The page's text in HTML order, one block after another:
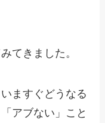
てきました。
ますぐどうなる
アブない」こと